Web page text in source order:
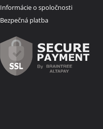
Informácie o spoločnosti
Bezpečná platba